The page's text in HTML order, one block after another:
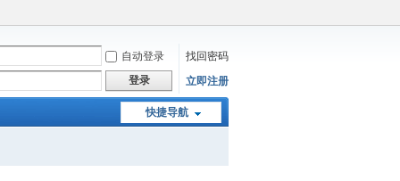
自动登录
找回密码
登录 立即注册
快捷导航